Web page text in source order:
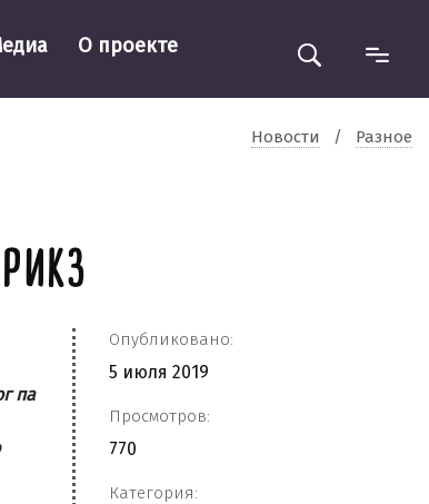
О проекте
Новости / Разное
па
Опубликовано:
5 июля 2019
Просмотров:
770
Категория: